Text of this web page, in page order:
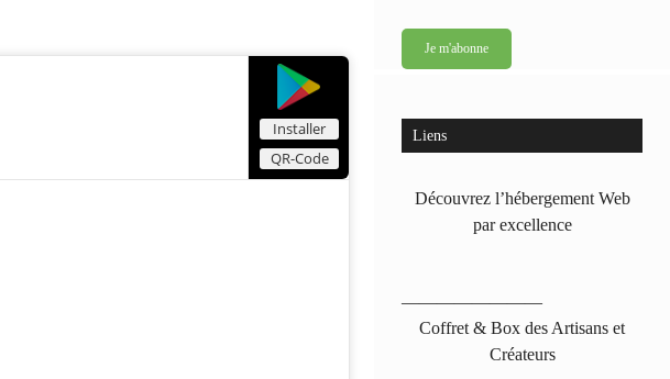
Installer
QR-Code
Liens
Découvrez l’hébergement Web
par excellence
————————
Coffret & Box des Artisans et
Créateurs